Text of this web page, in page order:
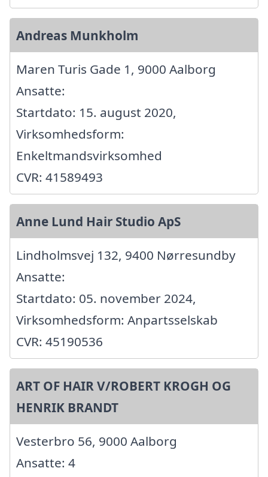
Andreas Munkholm
Maren Turis Gade 1, 9000 Aalborg
Ansatte:
Startdato: 15. august 2020,
Virksomhedsform:
Enkeltmandsvirksomhed
CVR: 41589493
Anne Lund Hair Studio ApS
Lindholmsvej 132, 9400 Nørresundby
Ansatte:
Startdato: 05. november 2024,
Virksomhedsform: Anpartsselskab
CVR: 45190536
ART OF HAIR V/ROBERT KROGH OG
HENRIK BRANDT
Vesterbro 56, 9000 Aalborg
Ansatte: 4